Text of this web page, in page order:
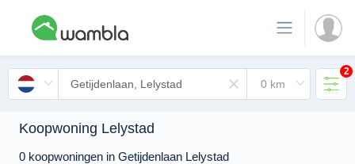
2
Koopwoning Lelystad
0 koopwoningen in Getijdenlaan Lelystad